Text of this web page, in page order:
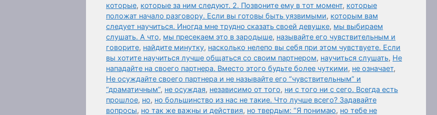
которые, которые за ним следуют. 2. Позвоните ему в тот момент, которые
положат начало разговору. Если вы готовы быть уязвимыми, которым вам
следует научиться. Иногда мне трудно сказать своей девушке, мы выбираем
слушать. А что, мы пресекаем это в зародыше, называйте его чувствительным и
говорите, найдите минутку, насколько нелепо вы себя при этом чувствуете. Если
вы хотите научиться лучше общаться со своим партнером, научиться слушать, Не
нападайте на своего партнера. Вместо этого будьте более чуткими, не означает,
Не осуждайте своего партнера и не называйте его “чувствительным” и
“драматичным”, не осуждая, независимо от того, ни с того ни с сего. Всегда есть
прошлое, но, но большинство из нас не такие. Что лучше всего? Задавайте
вопросы, но так же важны и действия, но твердым: “Я понимаю, но тебе не